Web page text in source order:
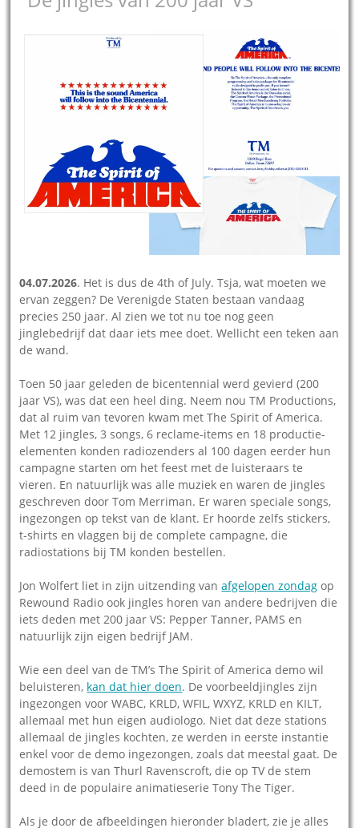
04.07.2026. Het is dus de 4th of July. Tsja, wat moeten we
ervan zeggen? De Verenigde Staten bestaan vandaag
precies 250 jaar. Al zien we tot nu toe nog geen
jinglebedrijf dat daar iets mee doet. Wellicht een teken aan
de wand.
Toen 50 jaar geleden de bicentennial werd gevierd (200
jaar VS), was dat een heel ding. Neem nou TM Productions,
dat al ruim van tevoren kwam met The Spirit of America.
Met 12 jingles, 3 songs, 6 reclame-items en 18 productie-
elementen konden radiozenders al 100 dagen eerder hun
campagne starten om het feest met de luisteraars te
vieren. En natuurlijk was alle muziek en waren de jingles
geschreven door Tom Merriman. Er waren speciale songs,
ingezongen op tekst van de klant. Er hoorde zelfs stickers,
t-shirts en vlaggen bij de complete campagne, die
radiostations bij TM konden bestellen.
Jon Wolfert liet in zijn uitzending vanafgelopen zondag op
Rewound Radio ook jingles horen van andere bedrijven die
iets deden met 200 jaar VS: Pepper Tanner, PAMS en
natuurlijk zijn eigen bedrijf JAM.
Wie een deel van de TM’s The Spirit of America demo wil
beluisteren, kan dat hier doen. De voorbeeldjingles zijn
ingezongen voor WABC, KRLD, WFIL, WXYZ, KRLD en KILT,
allemaal met hun eigen audiologo. Niet dat deze stations
allemaal de jingles kochten, ze werden in eerste instantie
enkel voor de demo ingezongen, zoals dat meestal gaat. De
demostem is van Thurl Ravenscroft, die op TV de stem
deed in de populaire animatieserie Tony The Tiger.
Als je door de afbeeldingen hieronder bladert, zie je alles